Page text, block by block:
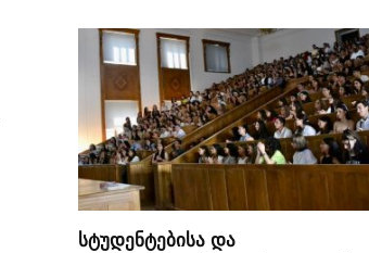
სტუდენტებისა და